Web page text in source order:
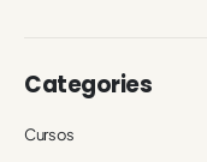
Categories
Cursos